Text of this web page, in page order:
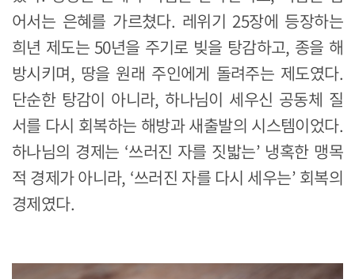
어서는 은혜를 가르쳤다. 레위기 25장에 등장하는
희년 제도는 50년을 주기로 빚을 탕감하고, 종을 해
방시키며, 땅을 원래 주인에게 돌려주는 제도였다.
단순한 탕감이 아니라, 하나님이 세우신 공동체 질
서를 다시 회복하는 해방과 새출발의 시스템이었다.
하나님의 경제는 ‘쓰러진 자를 짓밟는’ 냉혹한 맹목
적 경제가 아니라, ‘쓰러진 자를 다시 세우는’ 회복의
경제였다.